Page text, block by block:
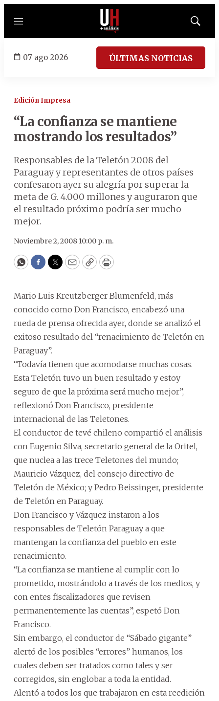
Menú
Mostrar
07 ago 2026 ÚLTIMAS NOTICIAS
Edición Impresa
“La confianza se mantiene
mostrando los resultados”
Responsables de la Teletón 2008 del
Paraguay y representantes de otros países
confesaron ayer su alegría por superar la
meta de G. 4.000 millones y auguraron que
el resultado próximo podría ser mucho
mejor.
Noviembre 2, 2008 10:00 p. m.
WhatsApp
Facebook
Twitter
EmailCopyPrint
Mario Luis Kreutzberger Blumenfeld, más
conocido como Don Francisco, encabezó una
rueda de prensa ofrecida ayer, donde se analizó el
exitoso resultado del “renacimiento de Teletón en
Paraguay”.
“Todavía tienen que acomodarse muchas cosas.
Esta Teletón tuvo un buen resultado y estoy
seguro de que la próxima será mucho mejor”,
reflexionó Don Francisco, presidente
internacional de las Teletones.
El conductor de tevé chileno compartió el análisis
con Eugenio Silva, secretario general de la Oritel,
que nuclea a las trece Teletones del mundo;
Mauricio Vázquez, del consejo directivo de
Teletón de México; y Pedro Beissinger, presidente
de Teletón en Paraguay.
Don Francisco y Vázquez instaron a los
responsables de Teletón Paraguay a que
mantengan la confianza del pueblo en este
renacimiento.
“La confianza se mantiene al cumplir con lo
prometido, mostrándolo a través de los medios, y
con entes fiscalizadores que revisen
permanentemente las cuentas”, espetó Don
Francisco.
Sin embargo, el conductor de “Sábado gigante”
alertó de los posibles “errores” humanos, los
cuales deben ser tratados como tales y ser
corregidos, sin englobar a toda la entidad.
Alentó a todos los que trabajaron en esta reedición